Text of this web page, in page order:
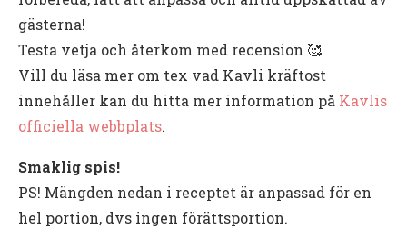
gästerna!
Testa vetja och återkom med recension 🥰
Vill du läsa mer om tex vad Kavli kräftost
innehåller kan du hitta mer information på Kavlis
officiella webbplats.
Smaklig spis!
PS! Mängden nedan i receptet är anpassad för en
hel portion, dvs ingen förättsportion.